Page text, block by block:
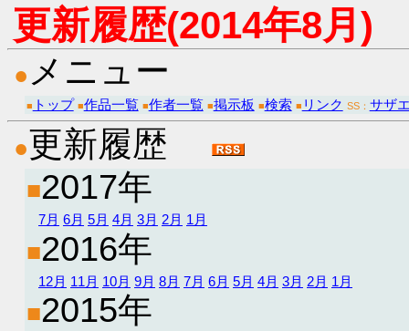
更新履歴(2014年8月)
● メニュー
■ トップ ■作品一覧 ■作者一覧 ■掲示板 ■検索 ■ リンク SS： サザ
●更新履歴
■2017年
7月 6月 5月 4月 3月 2月 1月
■2016年
12月 11月 10月 9月 8月 7月 6月 5月 4月 3月 2月 1月
■2015年